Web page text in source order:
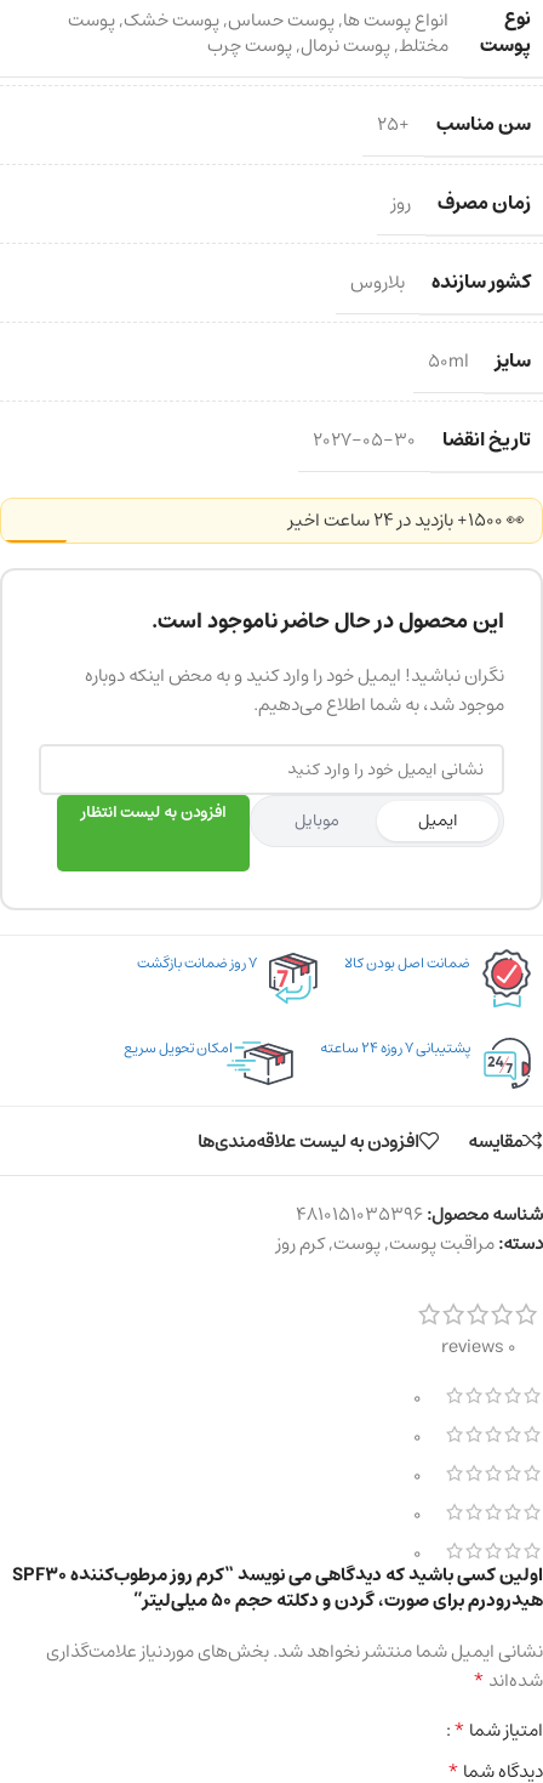
نوع
پوست
انواع پوست ها,پوست حساس,پوست خشک,پوست
مختلط,پوست نرمال,پوست چرب
سن مناسب +25
زمان مصرف روز
کشور سازنده بلاروس
سایز 50ml
تاریخ انقضا 2027-05-30
👀 1500+ بازدید در ۲۴ ساعت اخیر
این محصول در حال حاضر ناموجود است.
نگران نباشید! ایمیل خود را وارد کنید و به محض اینکه دوباره
موجود شد، به شما اطلاع می‌دهیم.
ایمیل موبایل افزودن به لیست انتظار
ضمانت اصل بودن کالا ۷ روز ضمانت بازگشت
پشتیبانی ۷ روزه ۲۴ ساعته امکان تحویل سریع
مقایسه افزودن به لیست علاقه‌مندی‌ها
شناسه محصول:4810151035396
دسته:مراقبت پوست,پوست,کرم روز
0 reviews
0
0
0
0
0
اولین کسی باشید که دیدگاهی می نویسد “کرم روز مرطوب‌کننده SPF30
هیدرودرم برای صورت، گردن و دکلته حجم 50 میلی‌لیتر”
نشانی ایمیل شما منتشر نخواهد شد.بخش‌های موردنیاز علامت‌گذاری
شده‌اند*
امتیاز شما*
دیدگاه شما*